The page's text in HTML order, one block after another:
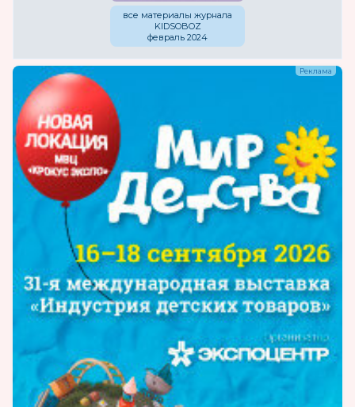
все материалы журнала
KIDSOBOZ
февраль 2024